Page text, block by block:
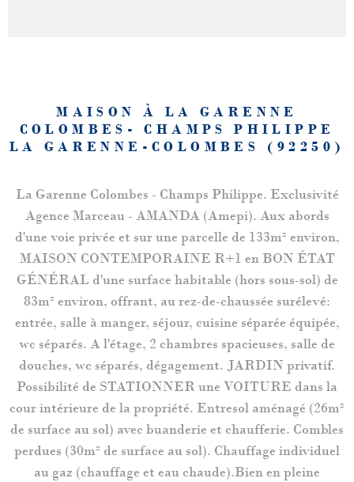
MAISON À LA GARENNE
COLOMBES- CHAMPS PHILIPPE
LA GARENNE-COLOMBES (92250)
La Garenne Colombes - Champs Philippe. Exclusivité
Agence Marceau - AMANDA (Amepi). Aux abords
d'une voie privée et sur une parcelle de 133m² environ,
MAISON CONTEMPORAINE R+1 en BON ÉTAT
GÉNÉRAL d'une surface habitable (hors sous-sol) de
83m² environ, offrant, au rez-de-chaussée surélevé:
entrée, salle à manger, séjour, cuisine séparée équipée,
wc séparés. A l'étage, 2 chambres spacieuses, salle de
douches, wc séparés, dégagement. JARDIN privatif.
Possibilité de STATIONNER une VOITURE dans la
cour intérieure de la propriété. Entresol aménagé (26m²
de surface au sol) avec buanderie et chaufferie. Combles
perdues (30m² de surface au sol). Chauffage individuel
au gaz (chauffage et eau chaude).Bien en pleine